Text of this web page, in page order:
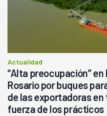
Actualidad
“Alta preocupación”
Rosario por buques
de las exportadoras
fuerza de los prácticos